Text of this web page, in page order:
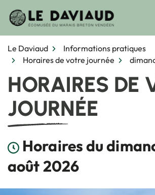
Le Daviaud
Informations pratiques
Horaires de votre journée
HORAIRES DE
JOURNÉE
Horaires du
août 2026